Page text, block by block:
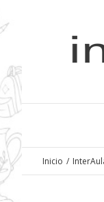
al
Inicio /